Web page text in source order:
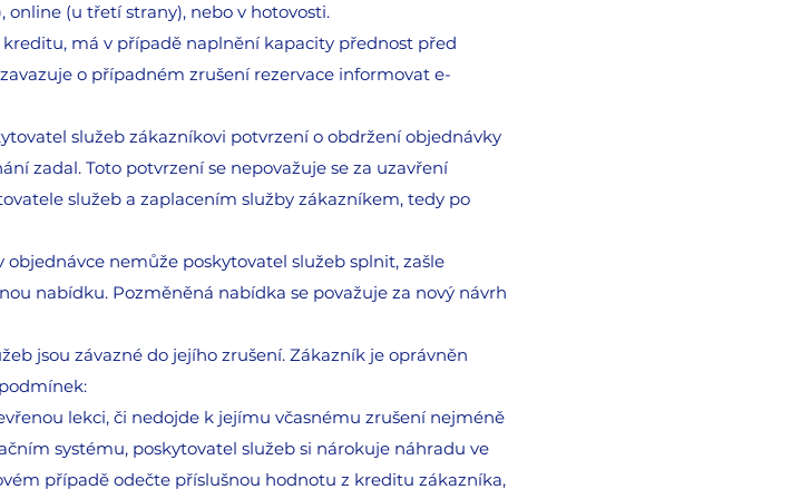
(u třetí strany), nebo v hotovosti.
má v případě naplnění kapacity přednost před
o případném zrušení rezervace informovat e-
služeb zákazníkovi potvrzení o obdržení objednávky
zadal. Toto potvrzení se nepovažuje se za uzavření
služeb a zaplacením služby zákazníkem, tedy po
nemůže poskytovatel služeb splnit, zašle
nabídku. Pozměněná nabídka se považuje za nový návrh
jsou závazné do jejího zrušení. Zákazník je oprávněn
lekci, či nedojde k jejímu včasnému zrušení nejméně
systému, poskytovatel služeb si nárokuje náhradu ve
případě odečte příslušnou hodnotu z kreditu zákazníka,